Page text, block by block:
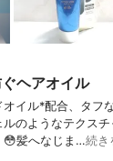
ヘアオイル
イル*配合、タフ
のようなテクス
😳髪へなじま…続き